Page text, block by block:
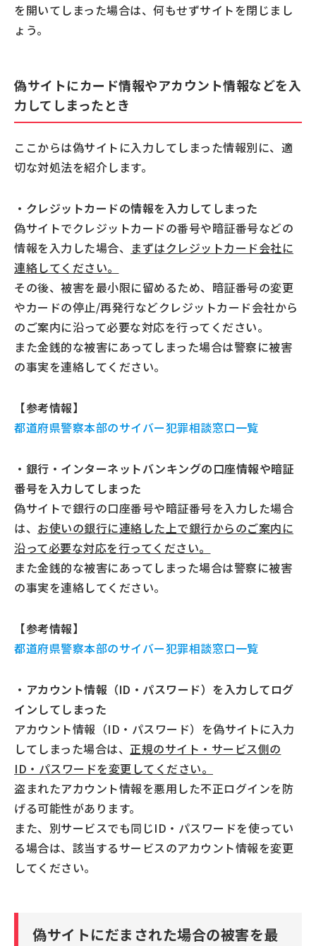
を開いてしまった場合は、何もせずサイトを閉じまし
ょう。
偽サイトにカード情報やアカウント情報などを入
力してしまったとき
ここからは偽サイトに入力してしまった情報別に、適
切な対処法を紹介します。
・クレジットカードの情報を入力してしまった
偽サイトでクレジットカードの番号や暗証番号などの
情報を入力した場合、 まずはクレジットカード会社に
連絡してください。
その後、被害を最小限に留めるため、暗証番号の変更
やカードの停止/再発行などクレジットカード会社から
のご案内に沿って必要な対応を行ってください。
また金銭的な被害にあってしまった場合は警察に被害
の事実を連絡してください。
【参考情報】
都道府県警察本部のサイバー犯罪相談窓口一覧
・銀行・インターネットバンキングの口座情報や暗証
番号を入力してしまった
偽サイトで銀行の口座番号や暗証番号を入力した場合
は、 お使いの銀行に連絡した上で銀行からのご案内に
沿って必要な対応を行ってください。
また金銭的な被害にあってしまった場合は警察に被害
の事実を連絡してください。
【参考情報】
都道府県警察本部のサイバー犯罪相談窓口一覧
・アカウント情報（ID・パスワード）を入力してログ
インしてしまった
アカウント情報（ID・パスワード）を偽サイトに入力
してしまった場合は、 正規のサイト・サービス側の
ID・パスワードを変更してください。
盗まれたアカウント情報を悪用した不正ログインを防
げる可能性があります。
また、別サービスでも同じID・パスワードを使ってい
る場合は、該当するサービスのアカウント情報を変更
してください。
偽サイトにだまされた場合の被害を最